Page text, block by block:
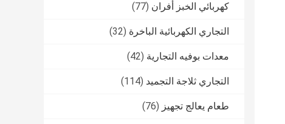
كهربائي الخبز أفران (77)
التجاري الكهربائية الباخرة (32)
معدات بوفيه التجارية (42)
التجاري ثلاجة التجميد (114)
طعام يعالج تجهيز (76)